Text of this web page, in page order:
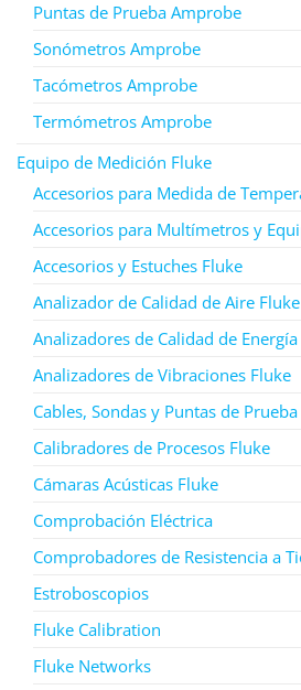
Puntas de Prueba Amprobe
Sonómetros Amprobe
Tacómetros Amprobe
Termómetros Amprobe
Equipo de Medición Fluke
Accesorios para Medida de
Accesorios para Multímetros y
Accesorios y Estuches Fluke
Analizador de Calidad de Aire Fluke
Analizadores de Calidad de
Analizadores de Vibraciones Fluke
Cables, Sondas y Puntas de
Calibradores de Procesos Fluke
Cámaras Acústicas Fluke
Comprobación Eléctrica
Comprobadores de Resistencia a
Estroboscopios
Fluke Calibration
Fluke Networks